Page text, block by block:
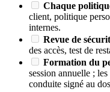
Chaque
client, politique
internes.
Revue de
des accès, test de
Formation du
session annuelle ;
conduite signé au